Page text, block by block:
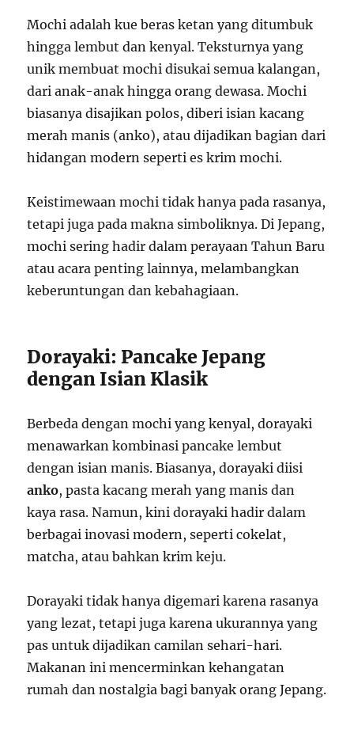
Mochi adalah kue beras ketan yang ditumbuk
hingga lembut dan kenyal. Teksturnya yang
unik membuat mochi disukai semua kalangan,
dari anak-anak hingga orang dewasa. Mochi
biasanya disajikan polos, diberi isian kacang
merah manis (anko), atau dijadikan bagian dari
hidangan modern seperti es krim mochi.
Keistimewaan mochi tidak hanya pada rasanya,
tetapi juga pada makna simboliknya. Di Jepang,
mochi sering hadir dalam perayaan Tahun Baru
atau acara penting lainnya, melambangkan
keberuntungan dan kebahagiaan.
Dorayaki: Pancake Jepang
dengan Isian Klasik
Berbeda dengan mochi yang kenyal, dorayaki
menawarkan kombinasi pancake lembut
dengan isian manis. Biasanya, dorayaki diisi
anko, pasta kacang merah yang manis dan
kaya rasa. Namun, kini dorayaki hadir dalam
berbagai inovasi modern, seperti cokelat,
matcha, atau bahkan krim keju.
Dorayaki tidak hanya digemari karena rasanya
yang lezat, tetapi juga karena ukurannya yang
pas untuk dijadikan camilan sehari-hari.
Makanan ini mencerminkan kehangatan
rumah dan nostalgia bagi banyak orang Jepang.